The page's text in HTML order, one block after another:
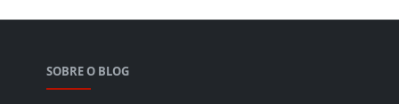
SOBRE O BLOG